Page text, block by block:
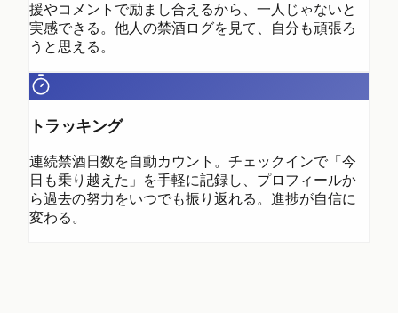
援やコメントで励まし合えるから、一人じゃないと
実感できる。他人の禁酒ログを見て、自分も頑張ろ
うと思える。
トラッキング
連続禁酒日数を自動カウント。チェックインで「今
日も乗り越えた」を手軽に記録し、プロフィールか
ら過去の努力をいつでも振り返れる。進捗が自信に
変わる。